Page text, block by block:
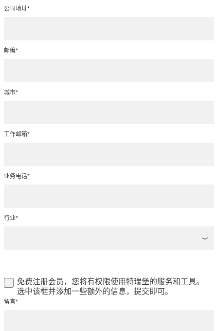
公司地址*
邮编*
城市*
工作邮箱*
业务电话*
行业*
免费注册会员，您将有权限使用特瑞堡的服务和工具。
选中该框并添加一些额外的信息，提交即可。
留言*